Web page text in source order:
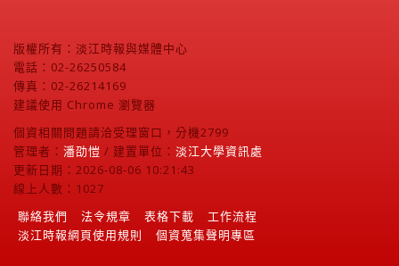
版權所有：淡江時報與媒體中心
電話：02-26250584
傳真：02-26214169
建議使用 Chrome 瀏覽器
個資相關問題請洽受理窗口，分機2799
管理者： 潘劭愷 / 建置單位： 淡江大學資訊處
更新日期：2026-08-06 10:21:43
線上人數：1027
聯絡我們
法令規章 表格下載
工作流程
淡江時報網頁使用規則
個資蒐集聲明專區